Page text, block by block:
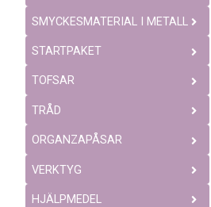
SMYCKESMATERIAL I METALL
STARTPAKET
TOFSAR
TRÅD
ORGANZAPÅSAR
VERKTYG
HJÄLPMEDEL